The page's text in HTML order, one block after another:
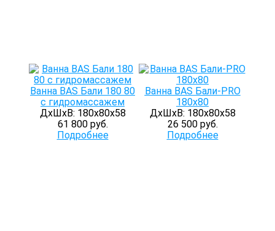
Ванна BAS Бали 180 80
с гидромассажем
ДхШхВ: 180х80х58
61 800 руб.
Подробнее
Ванна BAS Бали-PRO
180х80
ДхШхВ: 180х80х58
26 500 руб.
Подробнее